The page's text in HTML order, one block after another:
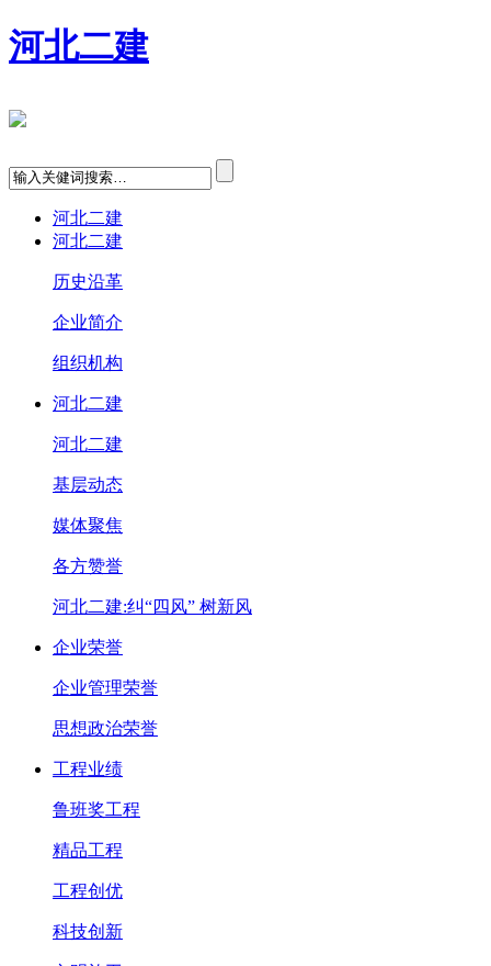
河北二建
河北二建
河北二建
历史沿革
企业简介
组织机构
河北二建
河北二建
基层动态
媒体聚焦
各方赞誉
河北二建:纠“四风” 树新风
企业荣誉
企业管理荣誉
思想政治荣誉
工程业绩
鲁班奖工程
精品工程
工程创优
科技创新